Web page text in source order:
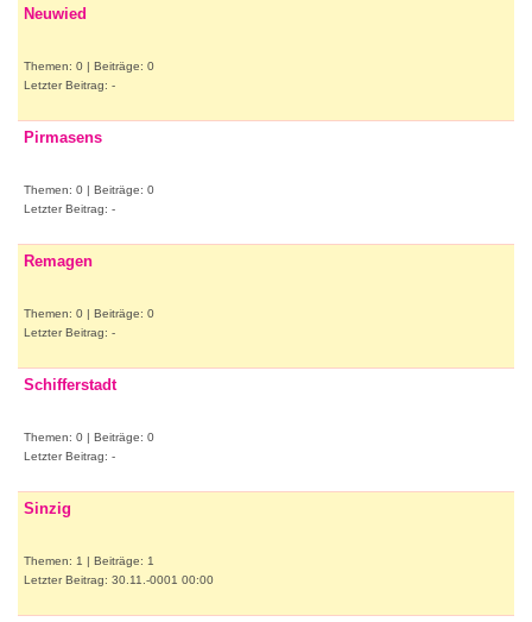
Neuwied
Themen: 0 | Beiträge: 0
Letzter Beitrag: -
Pirmasens
Themen: 0 | Beiträge: 0
Letzter Beitrag: -
Remagen
Themen: 0 | Beiträge: 0
Letzter Beitrag: -
Schifferstadt
Themen: 0 | Beiträge: 0
Letzter Beitrag: -
Sinzig
Themen: 1 | Beiträge: 1
Letzter Beitrag: 30.11.-0001 00:00